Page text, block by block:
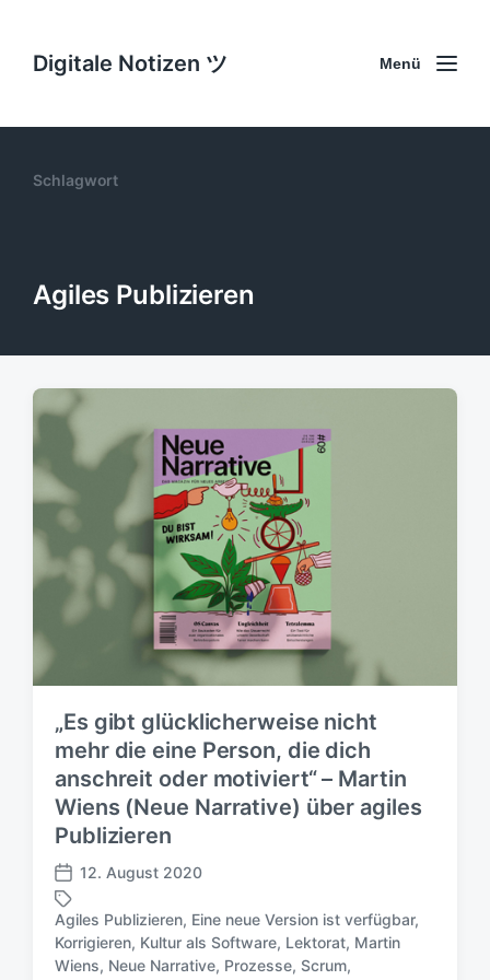
Digitale Notizen ツ Menü
Schlagwort
Agiles Publizieren
„Es gibt glücklicherweise nicht
mehr die eine Person, die dich
anschreit oder motiviert“ – Martin
Wiens (Neue Narrative) über agiles
Publizieren
V
e
r
ö
f
12. August 2020
S
Agiles Publizieren, Eine neue Version ist verfügbar,
Korrigieren, Kultur als Software, Lektorat, Martin
Wiens, Neue Narrative, Prozesse, Scrum,